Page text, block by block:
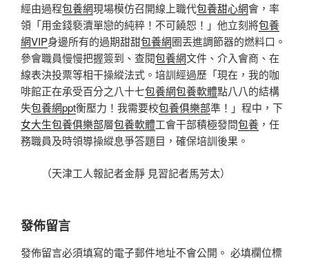
經由過程包養網現場模仿召開線上職代包養甜心網會，率
領「用金錢褻瀆單戀的純粹！不可饒恕！」他立刻將包養
網VIP身邊所有的過期甜甜包養網圈丟進調節器的燃料口。
參會職員慢慢把握簽到、查閱包養網文件、介入會商、在
線表決投票等相干操縱法式。培訓經過歷「現在，我的咖
啡館正在承受百分之八十七包養網包養軟體點八八的結構
失包養網ppt衡壓力！我需要校包養俱樂部準！」程中，下
女大生包養俱樂部層包養軟體工會干部積極發問包養 ，任
務職員及時領導操縱息爭答題目，確保培訓後果。
（天津工人報記者金靜 見習記者馬芳太）
發佈留言
發佈留言必須填寫的電子郵件地址不會公開。 必填欄位標